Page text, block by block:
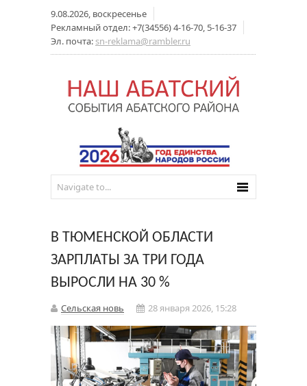
9.08.2026, воскресенье
Рекламный отдел: +7(34556) 4-16-70, 5-16-37
Эл. почта: sn-reklama@rambler.ru
В ТЮМЕНСКОЙ ОБЛАСТИ
ЗАРПЛАТЫ ЗА ТРИ ГОДА
ВЫРОСЛИ НА 30 %
Сельская новь 28 января 2026, 15:28